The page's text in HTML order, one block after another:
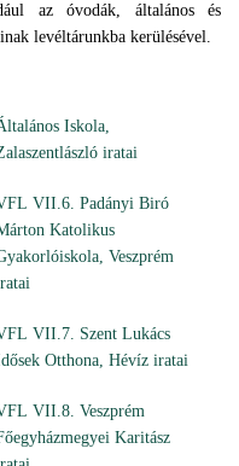
az óvodák, általános és
levéltárunkba kerülésével.
Iskola,
iratai
VII.6. Padányi Biró
Katolikus
Veszprém
VII.7. Szent Lukács
Otthona, Hévíz iratai
VII.8. Veszprém
Karitász